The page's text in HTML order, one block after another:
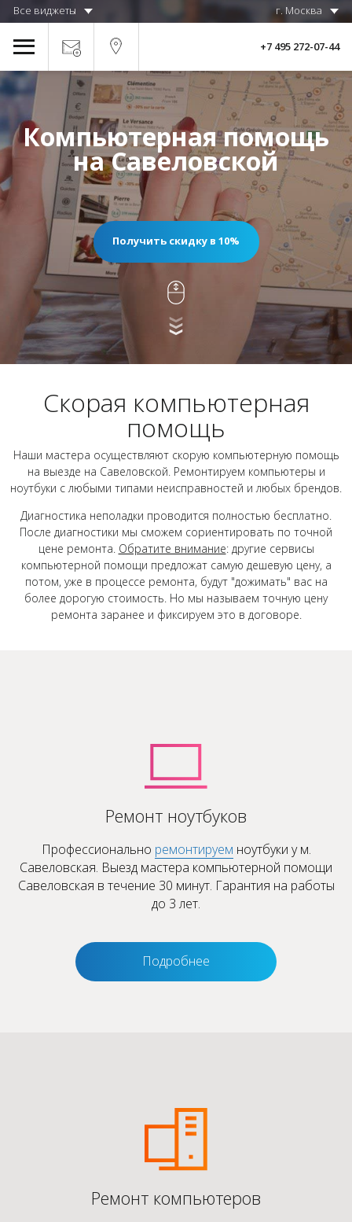
Все виджеты г. Москва
+7 495 272-07-44
Компьютерная помощь
на Савеловской
Получить скидку в 10%
Скорая компьютерная
помощь
Наши мастера осуществляют скорую компьютерную помощь
на выезде на Савеловской. Ремонтируем компьютеры и
ноутбуки с любыми типами неисправностей и любых брендов.
Диагностика неполадки проводится полностью бесплатно.
После диагностики мы сможем сориентировать по точной
цене ремонта. Обратите внимание: другие сервисы
компьютерной помощи предложат самую дешевую цену, а
потом, уже в процессе ремонта, будут "дожимать" вас на
более дорогую стоимость. Но мы называем точную цену
ремонта заранее и фиксируем это в договоре.
Ремонт ноутбуков
Профессионально ремонтируем ноутбуки у м.
Савеловская. Выезд мастера компьютерной помощи
Савеловская в течение 30 минут. Гарантия на работы
до 3 лет.
Подробнее
Ремонт компьютеров